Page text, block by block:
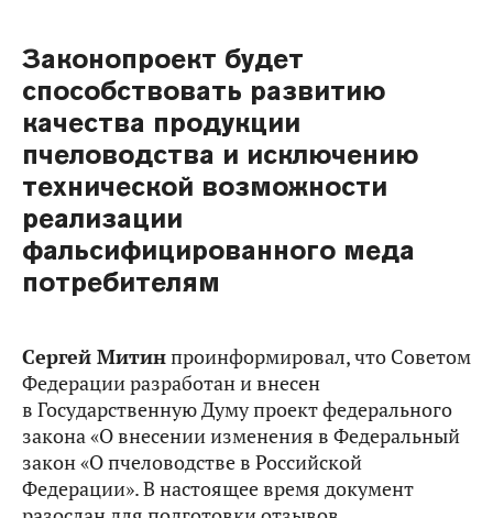
Законопроект будет
способствовать развитию
качества продукции
пчеловодства и исключению
технической возможности
реализации
фальсифицированного меда
потребителям
Сергей Митинпроинформировал, что Советом
Федерации разработан и внесен
в Государственную Думу проект федерального
закона «О внесении изменения в Федеральный
закон «О пчеловодстве в Российской
Федерации». В настоящее время документ